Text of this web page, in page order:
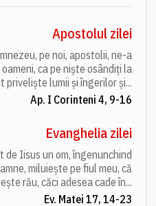
Apostolul zilei
pe noi, apostolii, ne-a
ca pe niște osândiți la
lumii și îngerilor și...
Ap. I Corinteni 4, 9-16
Evanghelia zilei
Iisus un om, îngenunchind
miluiește pe fiul meu, că
rău, căci adesea cade în...
Ev. Matei 17, 14-23